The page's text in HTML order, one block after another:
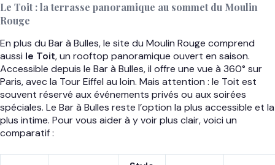
Le Toit : la terrasse panoramique au sommet du Moulin
Rouge
En plus du Bar à Bulles, le site du Moulin Rouge comprend
aussi le Toit, un rooftop panoramique ouvert en saison.
Accessible depuis le Bar à Bulles, il offre une vue à 360° sur
Paris, avec la Tour Eiffel au loin. Mais attention : le Toit est
souvent réservé aux événements privés ou aux soirées
spéciales. Le Bar à Bulles reste l’option la plus accessible et la
plus intime. Pour vous aider à y voir plus clair, voici un
comparatif :